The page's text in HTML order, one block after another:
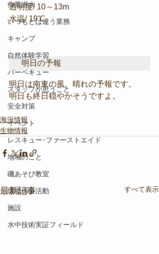
作業潜水
いつもとは違う業務
キャンプ
自然体験学習
バーベキュー
スタッフが思うこと
安全対策
イベント
レスキュー･ファーストエイド
地域のこと
磯あそび教室
環境保全活動
施設
水中技術実証フィールド
透明度/ 10～13m
水温/ 19℃
明日の予報
明日は南東の風、晴れの予報です。
明日も終日穏やかそうですよ。
海況情報
生物情報
最新記事 すべて表示